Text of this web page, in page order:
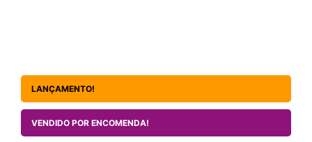
LANÇAMENTO!
VENDIDO POR ENCOMENDA!